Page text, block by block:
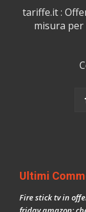
tariffe.it :
misura
Ultimi
Fire stick tv in